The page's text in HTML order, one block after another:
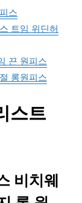
스
트임 위딘허
끈 원피스
롱원피스
스트
비치웨